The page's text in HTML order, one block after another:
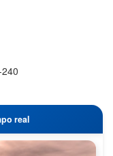
real